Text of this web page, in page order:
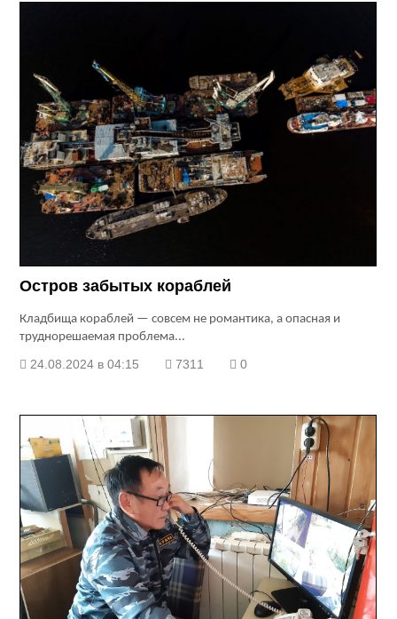
Остров забытых кораблей
Кладбища кораблей — совсем не романтика, а опасная и
труднорешаемая проблема...
24.08.2024 в 04:15 7311 0